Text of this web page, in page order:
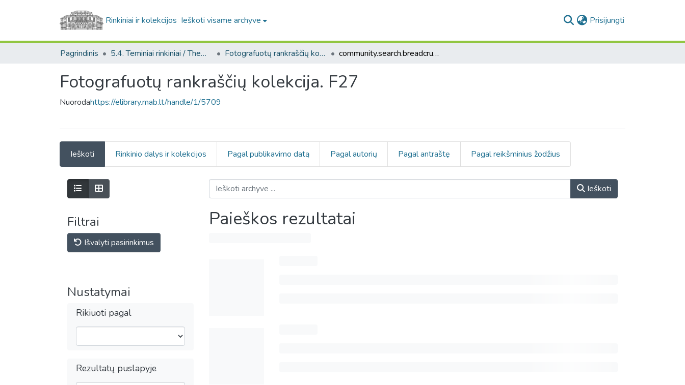
Rinkiniai ir kolekcijos Ieškoti visame archyve Prisijungti
Pagrindinis 5.4. Teminiai rinkiniai / Thematic collections Fotografuotų rankraščių kolekcija. F27 community.search.breadcrumbs
Fotografuotų rankraščių kolekcija. F27
Nuorodahttps://elibrary.mab.lt/handle/1/5709
Ieškoti Rinkinio dalys ir kolekcijos Pagal publikavimo datą Pagal autorių Pagal antraštę Pagal reikšminius žodžius
Filtrai
Išvalyti pasirinkimus
Nustatymai
Rikiuoti pagal
Rezultatų puslapyje
Ieškoti
Paieškos rezultatai